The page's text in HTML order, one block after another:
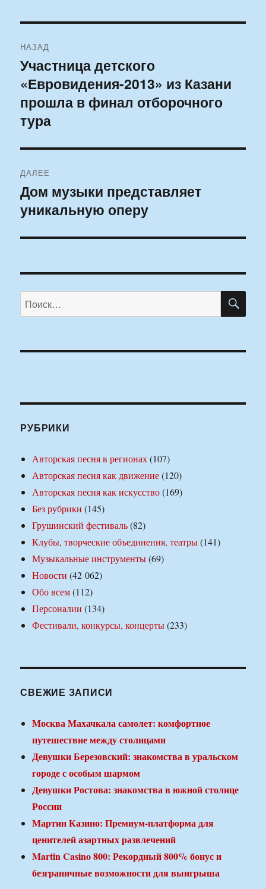
по
записям
НАЗАД
Предыдущая
запись:
Участница детского
«Евровидения-2013» из Казани
прошла в финал отборочного
тура
ДАЛЕЕ
Следующая
запись:
Дом музыки представляет
уникальную оперу
Искать:
РУБРИКИ
Авторская песня в регионах(107)
Авторская песня как движение(120)
Авторская песня как искусство(169)
Без рубрики (145)
Грушинский фестиваль(82)
Клубы, творческие объединения, театры(141)
Музыкальные инструменты(69)
Новости (42 062)
Обо всем(112)
Персоналии (134)
Фестивали, конкурсы, концерты(233)
СВЕЖИЕ ЗАПИСИ
Москва Махачкала самолет: комфортное
путешествие между столицами
Девушки Березовский: знакомства в уральском
городе с особым шармом
Девушки Ростова: знакомства в южной столице
России
Мартин Казино: Премиум-платформа для
ценителей азартных развлечений
Martin Casino 800: Рекордный 800% бонус и
безграничные возможности для выигрыша